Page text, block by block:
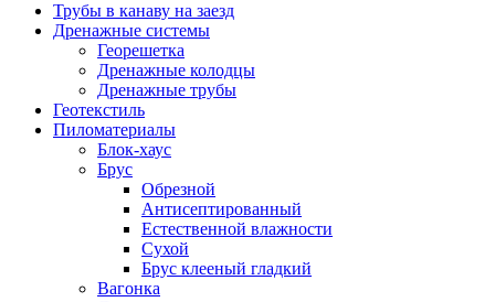
Трубы в канаву на заезд
Дренажные системы
Георешетка
Дренажные колодцы
Дренажные трубы
Геотекстиль
Пиломатериалы
Блок-хаус
Брус
Обрезной
Антисептированный
Естественной влажности
Сухой
Брус клееный гладкий
Вагонка